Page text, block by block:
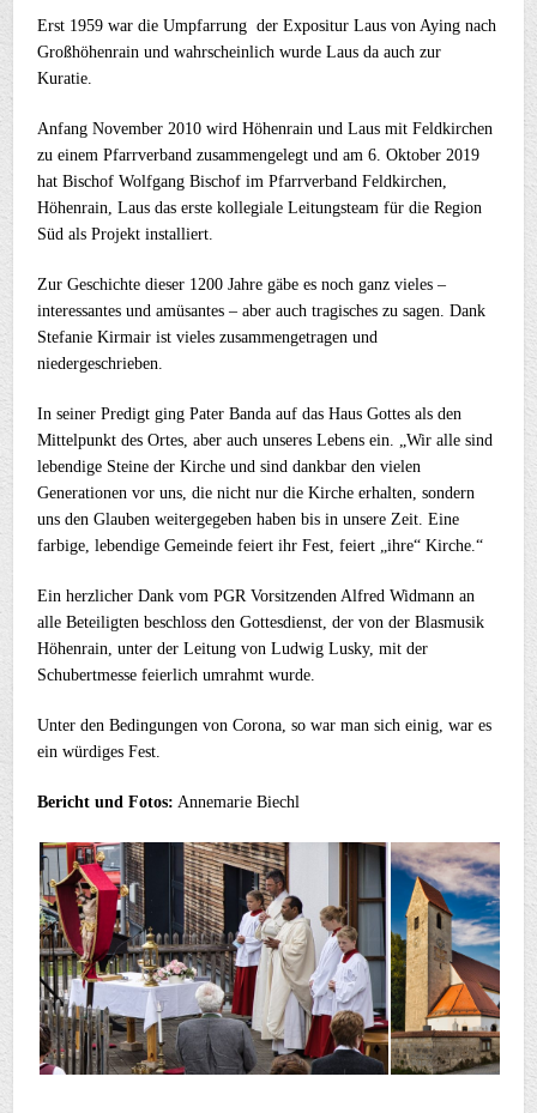
Erst 1959 war die Umpfarrung der Expositur Laus von Aying nach
Großhöhenrain und wahrscheinlich wurde Laus da auch zur
Kuratie.
Anfang November 2010 wird Höhenrain und Laus mit Feldkirchen
zu einem Pfarrverband zusammengelegt und am 6. Oktober 2019
hat Bischof Wolfgang Bischof im Pfarrverband Feldkirchen,
Höhenrain, Laus das erste kollegiale Leitungsteam für die Region
Süd als Projekt installiert.
Zur Geschichte dieser 1200 Jahre gäbe es noch ganz vieles –
interessantes und amüsantes – aber auch tragisches zu sagen. Dank
Stefanie Kirmair ist vieles zusammengetragen und
niedergeschrieben.
In seiner Predigt ging Pater Banda auf das Haus Gottes als den
Mittelpunkt des Ortes, aber auch unseres Lebens ein. „Wir alle sind
lebendige Steine der Kirche und sind dankbar den vielen
Generationen vor uns, die nicht nur die Kirche erhalten, sondern
uns den Glauben weitergegeben haben bis in unsere Zeit. Eine
farbige, lebendige Gemeinde feiert ihr Fest, feiert „ihre“ Kirche.“
Ein herzlicher Dank vom PGR Vorsitzenden Alfred Widmann an
alle Beteiligten beschloss den Gottesdienst, der von der Blasmusik
Höhenrain, unter der Leitung von Ludwig Lusky, mit der
Schubertmesse feierlich umrahmt wurde.
Unter den Bedingungen von Corona, so war man sich einig, war es
ein würdiges Fest.
Bericht und Fotos: Annemarie Biechl